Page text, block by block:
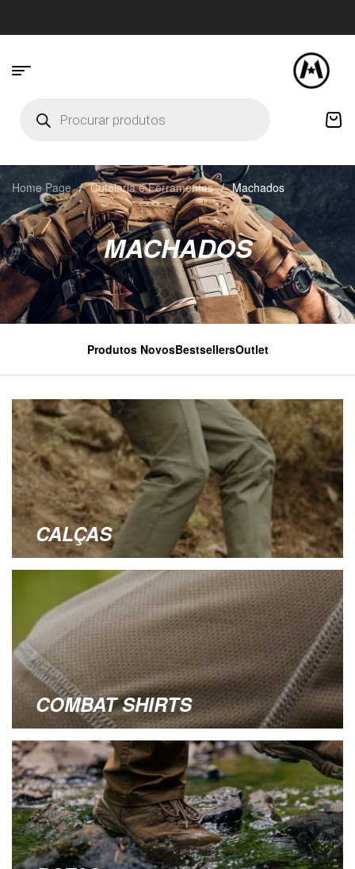
MACHADOS
Home Page / Cutelaria e Ferramentas / Machados
Produtos NovosBestsellersOutlet
CALÇAS
COMBAT SHIRTS